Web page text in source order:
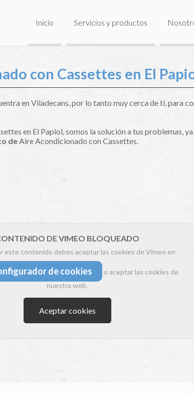
Inicio Servicios y productos
con Cassettes en El
en Viladecans, por lo tanto muy cerca de ti, para
en El Papiol, somos la solución a tus problemas,
deAire Acondicionado con Cassettes.
DE VIMEO BLOQUEADO
este contenido debes aceptar las cookies de Vimeo en
de cookies
o aceptar las cookies de
nuestra web.
Aceptar cookies